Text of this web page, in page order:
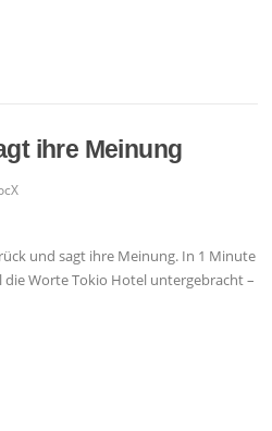
ihre Meinung
und sagt ihre Meinung. In 1 Minute
die Worte Tokio Hotel untergebracht –